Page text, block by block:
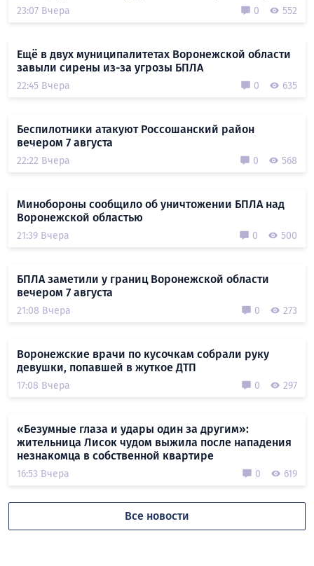
23:07 Вчера 0 552
Ещё в двух муниципалитетах Воронежской области
завыли сирены из-за угрозы БПЛА
22:45 Вчера 0 635
Беспилотники атакуют Россошанский район
вечером 7 августа
22:22 Вчера 0 568
Минобороны сообщило об уничтожении БПЛА над
Воронежской областью
21:39 Вчера 0 500
БПЛА заметили у границ Воронежской области
вечером 7 августа
21:08 Вчера 0 273
Воронежские врачи по кусочкам собрали руку
девушки, попавшей в жуткое ДТП
17:08 Вчера 0 297
«Безумные глаза и удары один за другим»:
жительница Лисок чудом выжила после нападения
незнакомца в собственной квартире
16:53 Вчера 0 619
Все новости